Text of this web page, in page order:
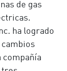
de gas
ha logrado
compañía